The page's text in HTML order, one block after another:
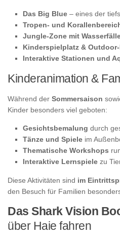
Das Big Blue – eines der
Tropen- und
Jungle-Zone mit
Kinderspielplatz &
Interaktive Stationen und
Kinderanimation &
Während der Sommersaison
Kinder besonders viel geboten:
Gesichtsbemalung durch
Tänze und Spiele im
Thematische Workshops
Interaktive Lernspiele zu
Diese Aktivitäten sind im
den Besuch für Familien
Das Shark Vision
über Haie fahren